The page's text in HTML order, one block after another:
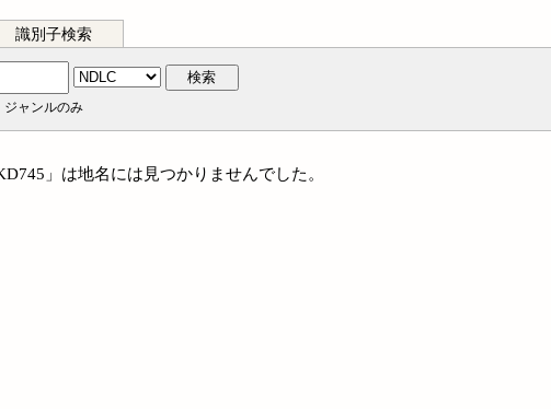
識別子検索
検索
ジャンルのみ
」は地名には見つかりませんでした。